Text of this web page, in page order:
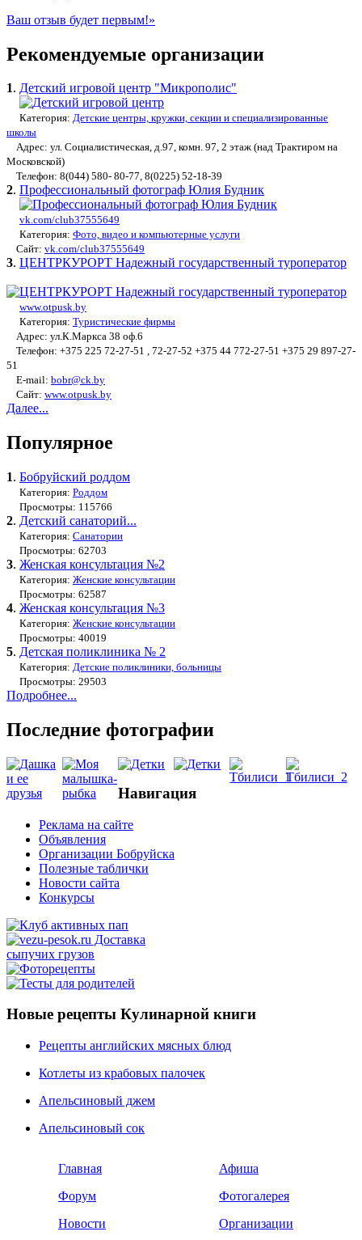
Ваш отзыв будет первым!»
Рекомендуемые организации
1. Детский игровой центр "Микрополис"
Категория: Детские центры, кружки, секции и специализированные
школы
Адрес: ул. Социалистическая, д.97, комн. 97, 2 этаж (над Трактиром на
Московской)
Телефон: 8(044) 580- 80-77, 8(0225) 52-18-39
2. Профессиональный фотограф Юлия Будник
vk.com/club37555649
Категория: Фото, видео и компьютерные услуги
Сайт: vk.com/club37555649
3. ЦЕНТРКУРОРТ Надежный государственный туроператор
www.otpusk.by
Категория: Туристические фирмы
Адрес: ул.К.Маркса 38 оф.6
Телефон: +375 225 72-27-51 , 72-27-52 +375 44 772-27-51 +375 29 897-27-
51
E-mail: bobr@ck.by
Сайт: www.otpusk.by
Далее...
Популярное
1. Бобруйский роддом
Категория: Роддом
Просмотры: 115766
2. Детский санаторий...
Категория: Санатории
Просмотры: 62703
3. Женская консультация №2
Категория: Женские консультации
Просмотры: 62587
4. Женская консультация №3
Категория: Женские консультации
Просмотры: 40019
5. Детская поликлиника № 2
Категория: Детские поликлиники, больницы
Просмотры: 29503
Подробнее...
Последние фотографии
Навигация
Реклама на сайте
Объявления
Организации Бобруйска
Полезные таблички
Новости сайта
Конкурсы
Новые рецепты Кулинарной книги
Рецепты английских мясных блюд
Котлеты из крабовых палочек
Апельсиновый джем
Апельсиновый сок
Главная
Форум
Новости
Афиша
Фотогалерея
Организации